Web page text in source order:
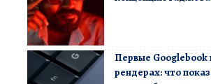
Первые Googlebook
рендерах: что